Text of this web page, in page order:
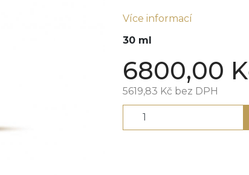
Více informací
30 ml
6800,00
5619,83 Kč bez DPH